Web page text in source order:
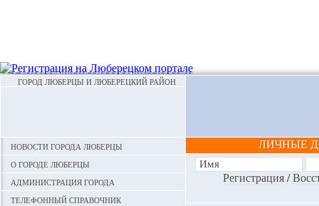
ГОРОД ЛЮБЕРЦЫ И ЛЮБЕРЕЦКИЙ РАЙОН
Новости города Люберцы
О городе Люберцы
Администрация города
Телефонный справочник
ЛИЧНЫЕ
Регистрация/